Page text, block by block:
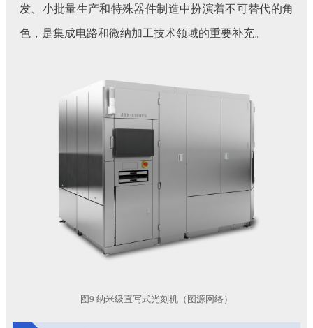
发、小批量生产和特殊器件制造中扮演着不可替代的角
色，是集成电路和微纳加工技术领域的重要补充。
图9 纳米级直写式光刻机（图源网络）